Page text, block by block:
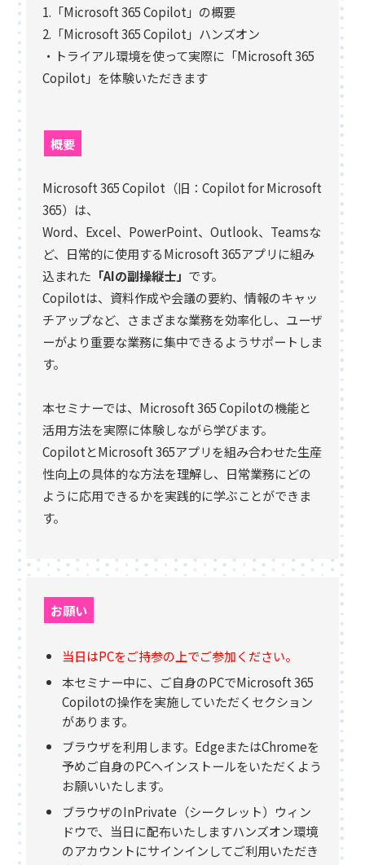
1.「Microsoft 365 Copilot」の概要
2.「Microsoft 365 Copilot」ハンズオン
・トライアル環境を使って実際に「Microsoft 365
Copilot」を体験いただきます
概要
Microsoft 365 Copilot（旧：Copilot for Microsoft
365）は、
Word、Excel、PowerPoint、Outlook、Teamsな
ど、日常的に使用するMicrosoft 365アプリに組み
込まれた 「AIの副操縦士」 です。
Copilotは、資料作成や会議の要約、情報のキャッ
チアップなど、さまざまな業務を効率化し、ユーザ
ーがより重要な業務に集中できるようサポートしま
す。
本セミナーでは、Microsoft 365 Copilotの機能と
活用方法を実際に体験しながら学びます。
CopilotとMicrosoft 365アプリを組み合わせた生産
性向上の具体的な方法を理解し、日常業務にどの
ように応用できるかを実践的に学ぶことができま
す。
お願い
当日はPCをご持参の上でご参加ください。
本セミナー中に、ご自身のPCでMicrosoft 365
Copilotの操作を実施していただくセクション
があります。
ブラウザを利用します。EdgeまたはChromeを
予めご自身のPCへインストールをいただくよう
お願いいたします。
ブラウザのInPrivate（シークレット）ウィン
ドウで、当日に配布いたしますハンズオン環境
のアカウントにサインインしてご利用いただき